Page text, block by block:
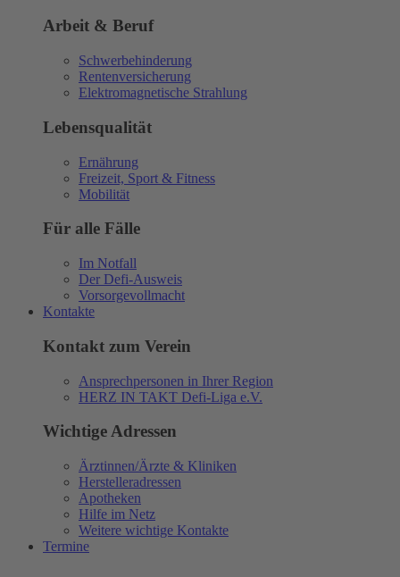
Arbeit & Beruf
Schwerbehinderung
Rentenversicherung
Elektromagnetische Strahlung
Lebensqualität
Ernährung
Freizeit, Sport & Fitness
Mobilität
Für alle Fälle
Im Notfall
Der Defi-Ausweis
Vorsorgevollmacht
Kontakte
Kontakt zum Verein
Ansprechpersonen in Ihrer Region
HERZ IN TAKT Defi-Liga e.V.
Wichtige Adressen
Ärztinnen/Ärzte & Kliniken
Herstelleradressen
Apotheken
Hilfe im Netz
Weitere wichtige Kontakte
Termine